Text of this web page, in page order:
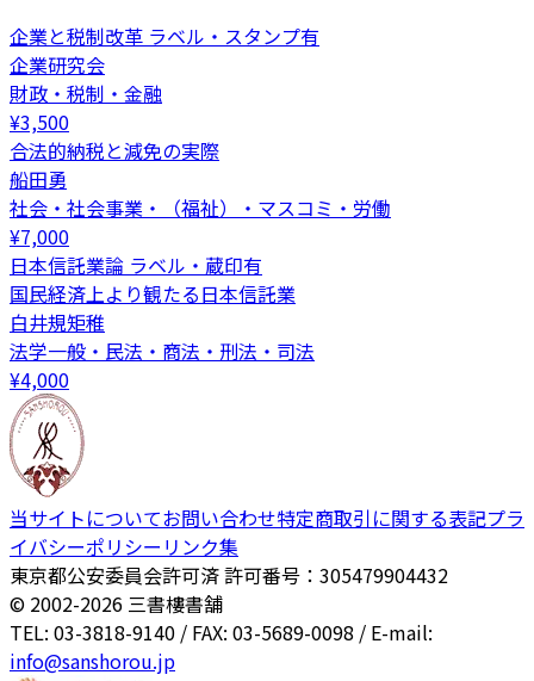
企業と税制改革 ラベル・スタンプ有
企業研究会
財政・税制・金融
¥3,500
合法的納税と減免の実際
船田勇
社会・社会事業・（福祉）・マスコミ・労働
¥7,000
日本信託業論 ラベル・蔵印有
国民経済上より観たる日本信託業
白井規矩稚
法学一般・民法・商法・刑法・司法
¥4,000
当サイトについてお問い合わせ特定商取引に関する表記プラ
イバシーポリシー リンク集
東京都公安委員会許可済 許可番号：305479904432
© 2002-2026 三書樓書舗
TEL: 03-3818-9140 / FAX: 03-5689-0098 / E-mail:
info@sanshorou.jp